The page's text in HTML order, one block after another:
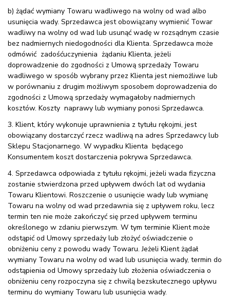
b) żądać wymiany Towaru wadliwego na wolny od wad albo
usunięcia wady. Sprzedawca jest obowiązany wymienić Towar
wadliwy na wolny od wad lub usunąć wadę w rozsądnym czasie
bez nadmiernych niedogodności dla Klienta. Sprzedawca może
odmówić zadośćuczynienia żądaniu Klienta, jeżeli
doprowadzenie do zgodności z Umową sprzedaży Towaru
wadliwego w sposób wybrany przez Klienta jest niemożliwe lub
w porównaniu z drugim możliwym sposobem doprowadzenia do
zgodności z Umową sprzedaży wymagałoby nadmiernych
kosztów. Koszty naprawy lub wymiany ponosi Sprzedawca.
3. Klient, który wykonuje uprawnienia z tytułu rękojmi, jest
obowiązany dostarczyć rzecz wadliwą na adres Sprzedawcy lub
Sklepu Stacjonarnego. W wypadku Klienta będącego
Konsumentem koszt dostarczenia pokrywa Sprzedawca.
4. Sprzedawca odpowiada z tytułu rękojmi, jeżeli wada fizyczna
zostanie stwierdzona przed upływem dwóch lat od wydania
Towaru Klientowi. Roszczenie o usunięcie wady lub wymianę
Towaru na wolny od wad przedawnia się z upływem roku, lecz
termin ten nie może zakończyć się przed upływem terminu
określonego w zdaniu pierwszym. W tym terminie Klient może
odstąpić od Umowy sprzedaży lub złożyć oświadczenie o
obniżeniu ceny z powodu wady Towaru. Jeżeli Klient żądał
wymiany Towaru na wolny od wad lub usunięcia wady, termin do
odstąpienia od Umowy sprzedaży lub złożenia oświadczenia o
obniżeniu ceny rozpoczyna się z chwilą bezskutecznego upływu
terminu do wymiany Towaru lub usunięcia wady.